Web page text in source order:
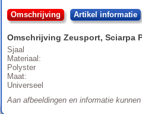
Omschrijving Artikel informatie
Omschrijving Zeusport, Sciarpa
Sjaal
Materiaal:
Polyster
Maat:
Universeel
Aan afbeeldingen en informatie